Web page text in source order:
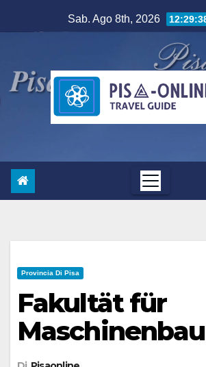
al
Sab. Ago 8th, 2026
Provincia Di Pisa
Fakultät für
Maschinenbau